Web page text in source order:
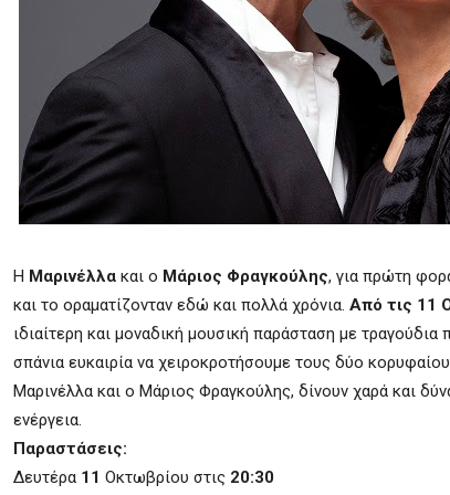
H Μαρινέλλα και ο Μάριος Φραγκούλης, για πρώτη
και το οραματίζονταν εδώ και πολλά χρόνια. Από τις 11
ιδιαίτερη και μοναδική μουσική παράσταση με
σπάνια ευκαιρία να χειροκροτήσουμε τους δύο
Μαρινέλλα και ο Μάριος Φραγκούλης, δίνουν χαρά και
ενέργεια.
Παραστάσεις:
Δευτέρα 11 Οκτωβρίου στις 20:30